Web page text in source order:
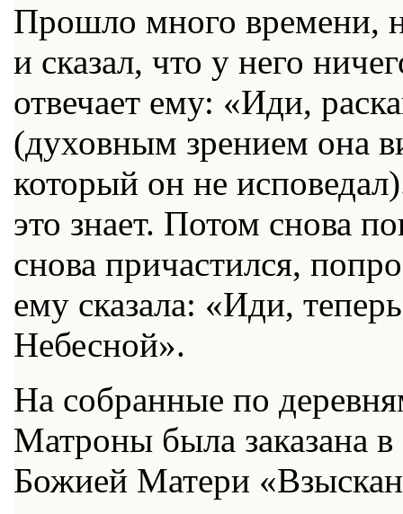
Прошло много времени,
и сказал, что у него
отвечает ему: «Иди,
(духовным зрением она
который он не
это знает. Потом снова
снова причастился,
ему сказала: «Иди,
Небесной».
На собранные по
Матроны была заказана
Божией Матери